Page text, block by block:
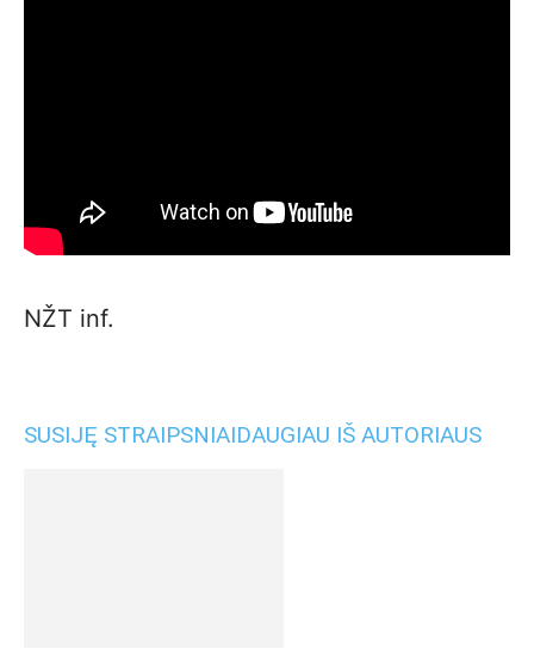
NŽT inf.
SUSIJĘ STRAIPSNIAIDAUGIAU IŠ AUTORIAUS